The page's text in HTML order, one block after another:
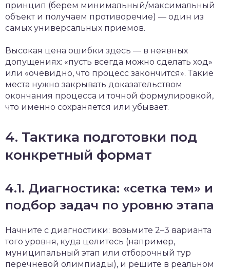
принцип (берем минимальный/максимальный
объект и получаем противоречие) — один из
самых универсальных приемов.
Высокая цена ошибки здесь — в неявных
допущениях: «пусть всегда можно сделать ход»
или «очевидно, что процесс закончится». Такие
места нужно закрывать доказательством
окончания процесса и точной формулировкой,
что именно сохраняется или убывает.
4. Тактика подготовки под
конкретный формат
4.1. Диагностика: «сетка тем» и
подбор задач по уровню этапа
Начните с диагностики: возьмите 2–3 варианта
того уровня, куда целитесь (например,
муниципальный этап или отборочный тур
перечневой олимпиады), и решите в реальном